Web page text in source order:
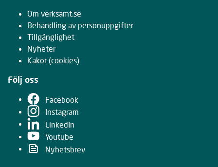
Om verksamt.se
Behandling av personuppgifter
Tillgänglighet
Nyheter
Kakor (cookies)
Följ oss
Facebook
Instagram
LinkedIn
Youtube
Nyhetsbrev